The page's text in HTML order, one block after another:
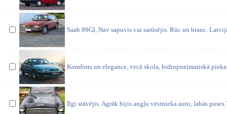
Saab 99Gl, Nav sapuvis vai sarūsējis. Rūc un brauc.
Komforts un elegance, vecā skola, hidropneimatiskā
Ilgi stāvējis. Agrāk bijis angļu vēstnieka auto, labās